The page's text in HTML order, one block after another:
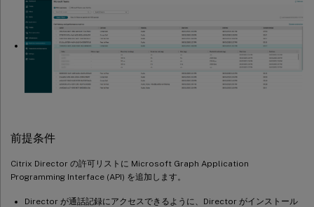
前提条件
Citrix Director の許可リストに Microsoft Graph Application
Programming Interface (API) を追加します。
Director が通話記録にアクセスできるように、Director がインストール